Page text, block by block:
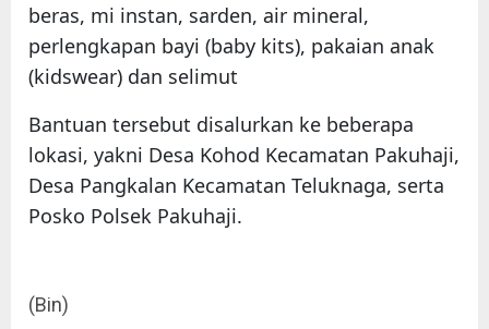
beras, mi instan, sarden, air mineral,
perlengkapan bayi (baby kits), pakaian anak
(kidswear) dan selimut
Bantuan tersebut disalurkan ke beberapa
lokasi, yakni Desa Kohod Kecamatan Pakuhaji,
Desa Pangkalan Kecamatan Teluknaga, serta
Posko Polsek Pakuhaji.
(Bin)